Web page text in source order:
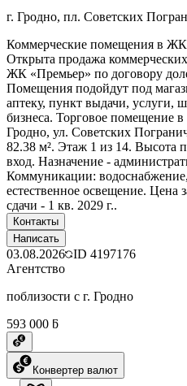
г. Гродно, пл. Советских
Коммерческие помещения в ЖК
Открыта продажа
ЖК «Премьер» по договору
Помещения подойдут под
аптеку, пункт выдачи, услуги,
бизнеса. Торговое
Гродно, ул. Советских
82.38 м². Этаж 1 из 14. Высота
вход. Назначение -
Коммуникации:
естественное освещение. Цена
сдачи - 1 кв. 2029 г..
Контакты
Написать
03.08.2026 ID 4197176
Агентство
поблизости с г. Гродно
593 000 ƃ
Конвертер валют